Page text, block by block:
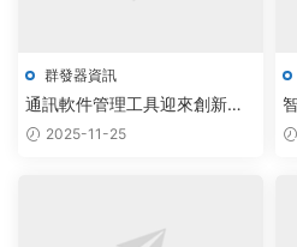
群發器資訊
通訊軟件管理工具迎來創新發
展新機遇
2025-11-25